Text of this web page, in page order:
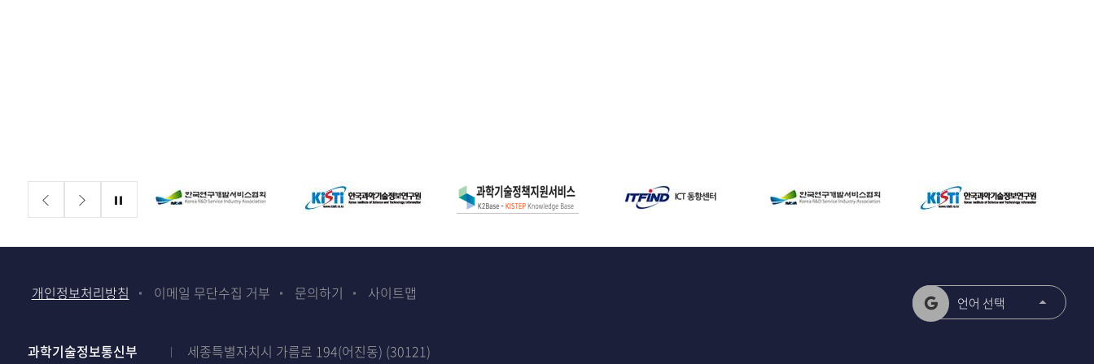
배너존
개인정보처리방침 이메일 무단수집 거부 문의하기 사이트맵
언어 선택
과학기술정보통신부
세종특별자치시 가름로 194(어진동) (30121)